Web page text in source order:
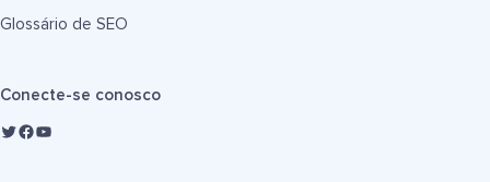
Glossário de SEO
Conecte-se conosco